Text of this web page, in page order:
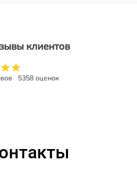
клиентов
5358 оценок